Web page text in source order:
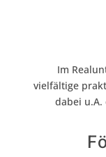
Im
vielfältige
dabei u.A.